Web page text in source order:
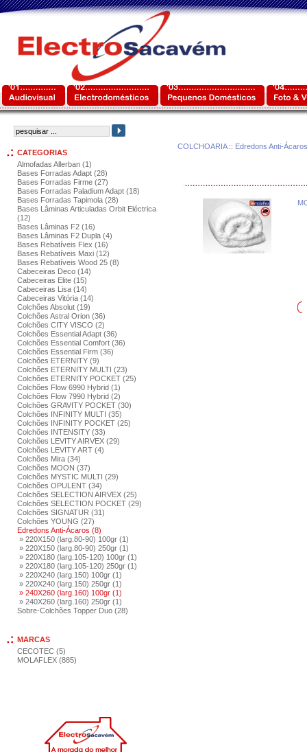
CATEGORIAS
Almofadas Allerban (1)
Bases Forradas Adapt (28)
Bases Forradas Firme (27)
Bases Forradas Paladium Adapt (18)
Bases Forradas Tapimola (28)
Bases Lâminas Articuladas Orbit Eléctrica
(12)
Bases Lâminas F2 (16)
Bases Lâminas F2 Dupla (4)
Bases Rebatíveis Flex (16)
Bases Rebatíveis Maxi (12)
Bases Rebatíveis Wood 25 (8)
Cabeceiras Deco (14)
Cabeceiras Elite (15)
Cabeceiras Lisa (14)
Cabeceiras Vitória (14)
Colchões Absolut (19)
Colchões Astral Orion (36)
Colchões CITY VISCO (2)
Colchões Essential Adapt (36)
Colchões Essential Comfort (36)
Colchões Essential Firm (36)
Colchões ETERNITY (9)
Colchões ETERNITY MULTI (23)
Colchões ETERNITY POCKET (25)
Colchões Flow 6990 Hybrid (1)
Colchões Flow 7990 Hybrid (2)
Colchões GRAVITY POCKET (30)
Colchões INFINITY MULTI (35)
Colchões INFINITY POCKET (25)
Colchões INTENSITY (33)
Colchões LEVITY AIRVEX (29)
Colchões LEVITY ART (4)
Colchões Mira (34)
Colchões MOON (37)
Colchões MYSTIC MULTI (29)
Colchões OPULENT (34)
Colchões SELECTION AIRVEX (25)
Colchões SELECTION POCKET (29)
Colchões SIGNATUR (31)
Colchões YOUNG (27)
Edredons Anti-Ácaros (8)
» 220X150 (larg.80-90) 100gr (1)
» 220X150 (larg.80-90) 250gr (1)
» 220X180 (larg.105-120) 100gr (1)
» 220X180 (larg.105-120) 250gr (1)
» 220X240 (larg.150) 100gr (1)
» 220X240 (larg.150) 250gr (1)
» 240X260 (larg.160) 100gr (1)
» 240X260 (larg.160) 250gr (1)
Sobre-Colchões Topper Duo (28)
MARCAS
CECOTEC (5)
MOLAFLEX (885)
COLCHOARIA:: Edredons Anti-Ácaros